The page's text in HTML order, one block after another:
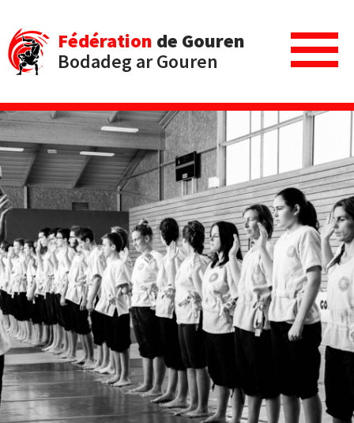
Fédération de Gouren
Bodadeg ar Gouren